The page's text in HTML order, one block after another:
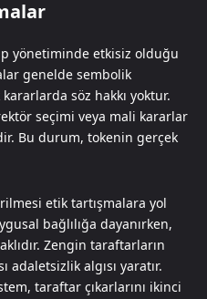
yönetiminde etkisiz olduğu
genelde sembolik
söz hakkı yoktur.
seçimi veya mali kararlar
Bu durum, tokenin gerçek
etik tartışmalara yol
bağlılığa dayanırken,
Zengin taraftarların
adaletsizlik algısı yaratır.
taraftar çıkarlarını ikinci